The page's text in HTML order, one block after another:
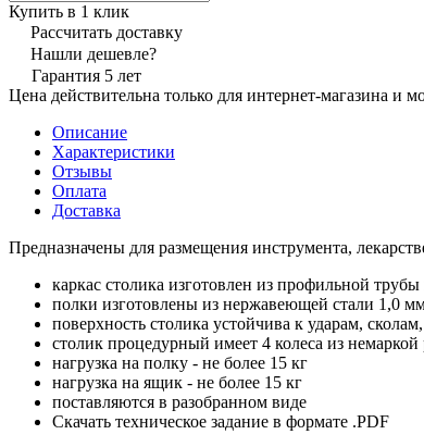
Купить в 1 клик
Рассчитать доставку
Нашли дешевле?
Гарантия 5 лет
Цена действительна только для интернет-магазина и
Описание
Характеристики
Отзывы
Оплата
Доставка
Предназначены для размещения инструмента,
каркас столика изготовлен из профильной
полки изготовлены из нержавеющей стали 1,0
поверхность столика устойчива к ударам,
столик процедурный имеет 4 колеса из
нагрузка на полку - не более 15 кг
нагрузка на ящик - не более 15 кг
поставляются в разобранном виде
Скачать техническое задание в формате .PDF